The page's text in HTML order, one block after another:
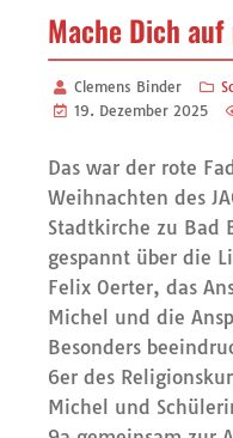
Mache Dich
Clemens Binder
19. Dezember 2025
Das war der rote
Weihnachten des
Stadtkirche zu Bad
gespannt über die
Felix Oerter, das
Michel und die
Besonders
6er des
Michel und